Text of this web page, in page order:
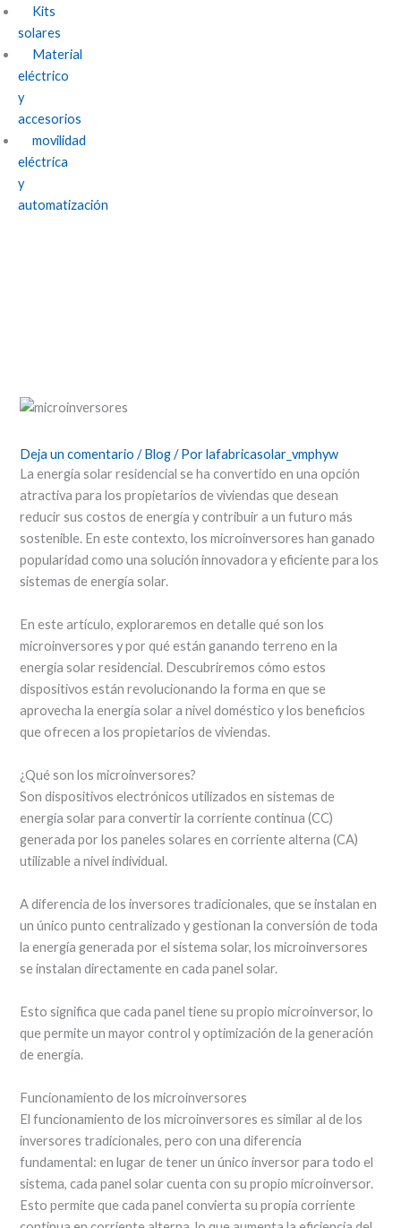
Kits
solares
Material
eléctrico
y
accesorios
movilidad
eléctrica
y
automatización
Deja un comentario /Blog/ Porlafabricasolar_vmphyw
La energía solar residencial se ha convertido en una opción
atractiva para los propietarios de viviendas que desean
reducir sus costos de energía y contribuir a un futuro más
sostenible. En este contexto, los microinversores han ganado
popularidad como una solución innovadora y eficiente para los
sistemas de energía solar.
En este artículo, exploraremos en detalle qué son los
microinversores y por qué están ganando terreno en la
energía solar residencial. Descubriremos cómo estos
dispositivos están revolucionando la forma en que se
aprovecha la energía solar a nivel doméstico y los beneficios
que ofrecen a los propietarios de viviendas.
¿Qué son los microinversores?
Son dispositivos electrónicos utilizados en sistemas de
energía solar para convertir la corriente continua (CC)
generada por los paneles solares en corriente alterna (CA)
utilizable a nivel individual.
A diferencia de los inversores tradicionales, que se instalan en
un único punto centralizado y gestionan la conversión de toda
la energía generada por el sistema solar, los microinversores
se instalan directamente en cada panel solar.
Esto significa que cada panel tiene su propio microinversor, lo
que permite un mayor control y optimización de la generación
de energía.
Funcionamiento de los microinversores
El funcionamiento de los microinversores es similar al de los
inversores tradicionales, pero con una diferencia
fundamental: en lugar de tener un único inversor para todo el
sistema, cada panel solar cuenta con su propio microinversor.
Esto permite que cada panel convierta su propia corriente